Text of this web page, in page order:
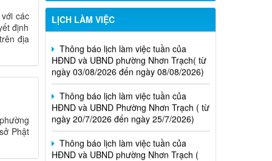
các
định
địa
Phật
LỊCH LÀM VIỆC
Thông báo lịch làm việc tuần của
HĐND và UBND phường Nhơn Trạch( từ
ngày 03/08/2026 đến ngày 08/08/2026)
Thông báo lịch làm việc tuần của
HĐND và UBND Phường Nhơn Trạch ( từ
ngày 20/7/2026 đến ngày 25/7/2026)
Thông báo lịch làm việc tuần của
HĐND và UBND phường Nhơn Trạch (
Từ ngày 29/6/2026 đến ngày 4/7/2026)